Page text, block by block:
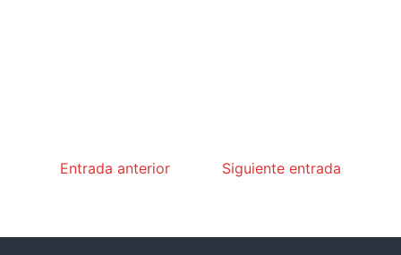
Entrada anterior Siguiente entrada